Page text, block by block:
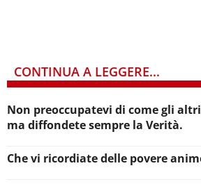
CONTINUA A LEGGERE...
Non preoccupatevi di come gli
ma diffondete sempre la Verità.
Che vi ricordiate delle povere